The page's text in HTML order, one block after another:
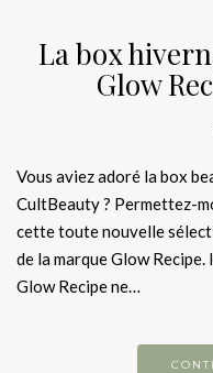
La box
Glow
Vous aviez adoré la box
CultBeauty ? Permettez-
cette toute nouvelle
de la marque Glow
Glow Recipe ne…